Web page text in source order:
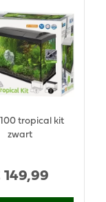
149,99
tropical kit
zwart